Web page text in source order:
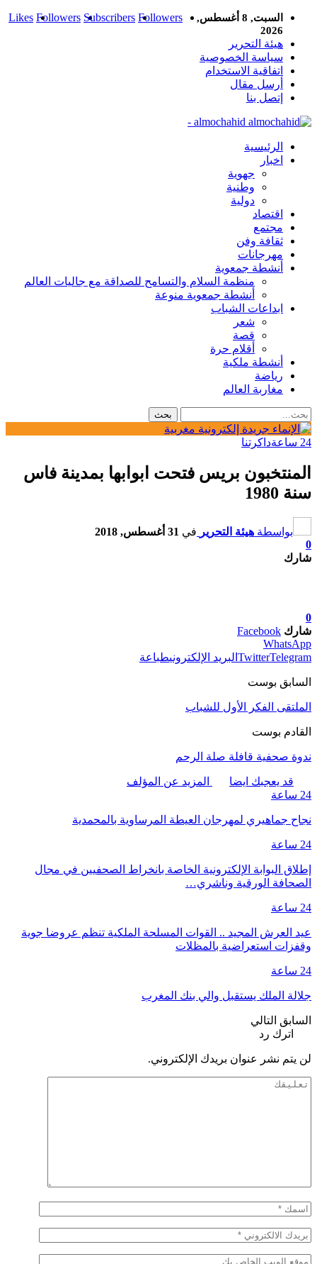
Likes Followers Subscribers Followers
السبت, 8 أغسطس,
2026
هيئة التحرير
سياسة الخصوصية
اتفاقية الاستخدام
أرسل مقال
إتصل بنا
almochahid -
الرئيسية
اخبار
جهوية
وطنية
دولية
اقتصاد
مجتمع
ثقافة وفن
مهرجانات
أنشطة جمعوية
منظمة السلام والتسامح للصداقة مع جاليات العالم
أنشطة جمعوية منوعة
ابداعات الشباب
شعر
قصة
أقلام حرة
أنشطة ملكية
رياضة
مغاربة العالم
24 ساعة داكرتنا
المنتخبون بريس فتحت ابوابها بمدينة فاس
سنة 1980
بواسطة هيئة التحرير في 31 أغسطس, 2018
0
شارك
0
شارك Facebook
WhatsApp
TwitterTelegram البريد الإلكترونيطباعة
السابق بوست
الملتقى الفكر الأول للشباب
القادم بوست
ندوة صحفية قافلة صلة الرحم
قد يعجبك ايضا
المزيد عن المؤلف
24 ساعة
نجاح جماهيري لمهرجان العيطة المرساوية بالمحمدية
24 ساعة
إطلاق البوابة الإلكترونية الخاصة بانخراط الصحفيين في مجال
الصحافة الورقية وناشري…
24 ساعة
عيد العرش المجيد .. القوات المسلحة الملكية تنظم عروضا جوية
وقفزات استعراضية بالمظلات
24 ساعة
جلالة الملك يستقبل والي بنك المغرب
السابق التالي
اترك رد
لن يتم نشر عنوان بريدك الإلكتروني.